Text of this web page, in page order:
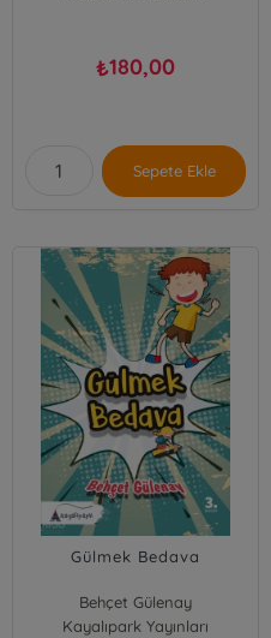
₺180,00
Sepete Ekle
Gülmek Bedava
Behçet Gülenay
Kayalıpark Yayınları